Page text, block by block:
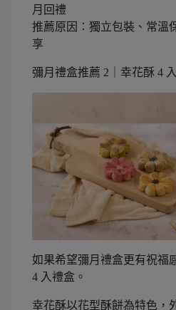
月回禮
推薦原因：獨立包裝、常溫
享
彌月禮盒推薦 2｜幸花酥 4
如果希望彌月禮盒更有祝福
4 入禮盒。
幸花酥以花型酥餅為特色，